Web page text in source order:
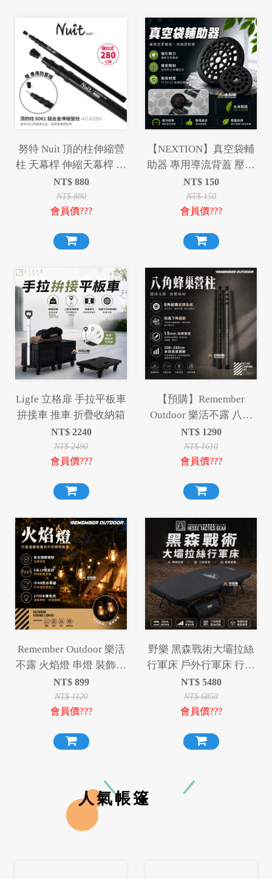
努特 Nuit 頂的柱伸縮營
柱 天幕桿 伸縮天幕桿 伸
縮營柱 天幕桿 營柱 伸縮
帳篷桿 帳篷門桿
NT$ 880
NT$880
會員價???
【NEXTION】真空袋輔
助器 專用導流背蓋 壓縮
袋 適用 迪達蒙 Coody 星
火 真空袋
NT$ 150
NT$150
會員價???
Ligfe 立格扉 手拉平板車
拚接車 推車 折疊收納箱
NT$ 2240
NT$2490
會員價???
【預購】Remember
Outdoor 樂活不露 八角
蜂巢營柱 伸縮 鋁合金營
柱 伸縮鋁合金營柱 營柱
NT$ 1290
NT$1610
會員價???
Remember Outdoor 樂活
不露 火焰燈 串燈 裝飾燈
串
NT$ 899
NT$1120
會員價???
野樂 黑森戰術大壩拉絲
行軍床 戶外行軍床 行軍
床 拉絲行軍床
NT$ 5480
NT$6850
會員價???
人氣帳篷